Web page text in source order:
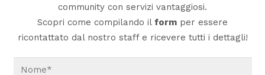
community con servizi vantaggiosi.
Scopri come compilando il form per essere
ricontattato dal nostro staff e ricevere tutti i dettagli!